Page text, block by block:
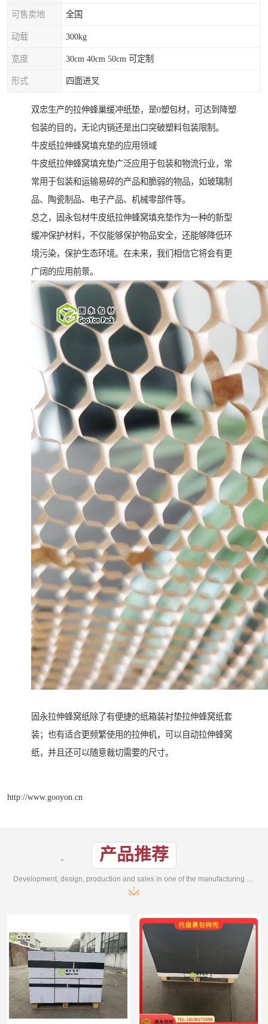
可售卖地 全国
动载 300kg
宽度 30cm 40cm 50cm 可定制
形式 四面进叉
双忠生产的拉伸蜂巢缓冲纸垫，是0塑包材，可达到降塑
包装的目的，无论内销还是出口突破塑料包装限制。
牛皮纸拉伸蜂窝填充垫的应用领域
牛皮纸拉伸蜂窝填充垫广泛应用于包装和物流行业，常
常用于包装和运输易碎的产品和脆弱的物品，如玻璃制
品、陶瓷制品、电子产品、机械零部件等。
总之，固永包材牛皮纸拉伸蜂窝填充垫作为一种的新型
缓冲保护材料，不仅能够保护物品安全，还能够降低环
境污染，保护生态环境。在未来，我们相信它将会有更
广阔的应用前景。
固永拉伸蜂窝纸除了有便捷的纸箱装衬垫拉伸蜂窝纸套
装；也有适合更频繁使用的拉伸机，可以自动拉伸蜂窝
纸，并且还可以随意裁切需要的尺寸。
http://www.gooyon.cn
产品推荐
Development, design, production and sales in one of the manufacturing enterprises